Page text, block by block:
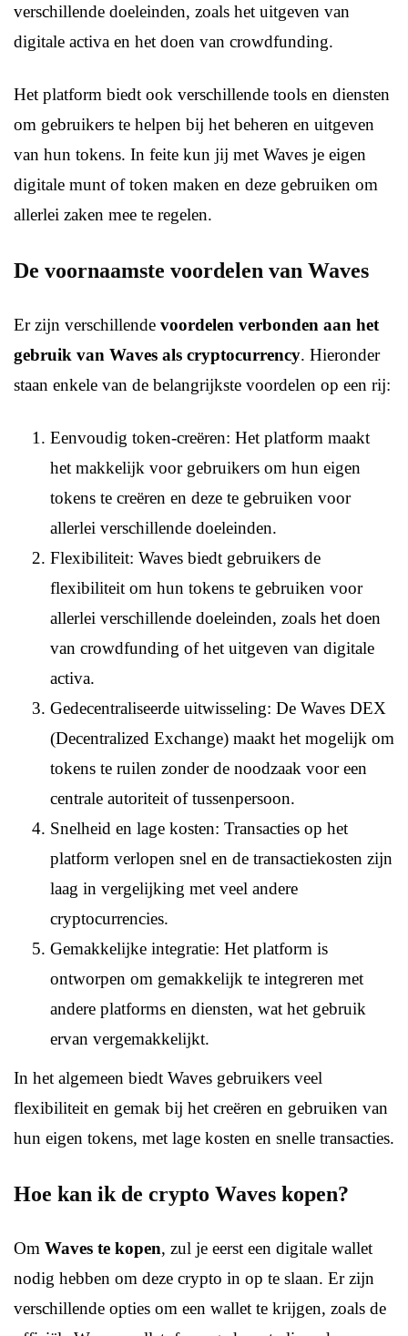
verschillende doeleinden, zoals het uitgeven van
digitale activa en het doen van crowdfunding.
Het platform biedt ook verschillende tools en diensten
om gebruikers te helpen bij het beheren en uitgeven
van hun tokens. In feite kun jij met Waves je eigen
digitale munt of token maken en deze gebruiken om
allerlei zaken mee te regelen.
De voornaamste voordelen van Waves
Er zijn verschillende voordelen verbonden aan het
gebruik van Waves als cryptocurrency. Hieronder
staan enkele van de belangrijkste voordelen op een rij:
Eenvoudig token-creëren: Het platform maakt
het makkelijk voor gebruikers om hun eigen
tokens te creëren en deze te gebruiken voor
allerlei verschillende doeleinden.
Flexibiliteit: Waves biedt gebruikers de
flexibiliteit om hun tokens te gebruiken voor
allerlei verschillende doeleinden, zoals het doen
van crowdfunding of het uitgeven van digitale
activa.
Gedecentraliseerde uitwisseling: De Waves DEX
(Decentralized Exchange) maakt het mogelijk om
tokens te ruilen zonder de noodzaak voor een
centrale autoriteit of tussenpersoon.
Snelheid en lage kosten: Transacties op het
platform verlopen snel en de transactiekosten zijn
laag in vergelijking met veel andere
cryptocurrencies.
Gemakkelijke integratie: Het platform is
ontworpen om gemakkelijk te integreren met
andere platforms en diensten, wat het gebruik
ervan vergemakkelijkt.
In het algemeen biedt Waves gebruikers veel
flexibiliteit en gemak bij het creëren en gebruiken van
hun eigen tokens, met lage kosten en snelle transacties.
Hoe kan ik de crypto Waves kopen?
Om Waves te kopen, zul je eerst een digitale wallet
nodig hebben om deze crypto in op te slaan. Er zijn
verschillende opties om een wallet te krijgen, zoals de